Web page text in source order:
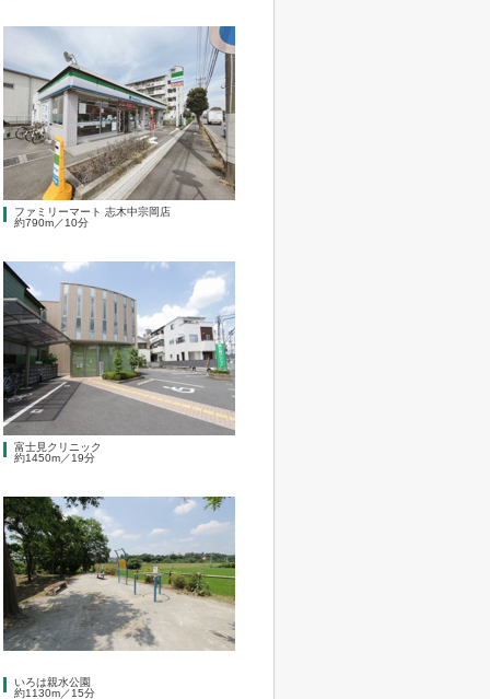
ファミリーマート 志木中宗岡店
約790m／10分
富士見クリニック
約1450m／19分
いろは親水公園
約1130m／15分